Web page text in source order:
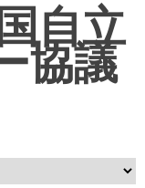
自立
協議